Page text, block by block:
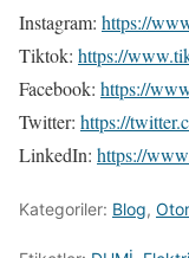
Instagram: https://
Tiktok: https://
Facebook: https://
Twitter: https://
LinkedIn: https://
Kategoriler: Blog,